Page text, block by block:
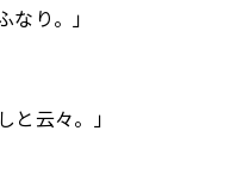
り。」
云々。」